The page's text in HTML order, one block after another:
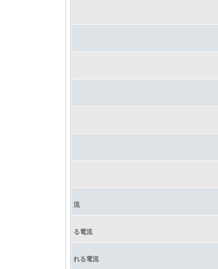
流
る電流
れる電流